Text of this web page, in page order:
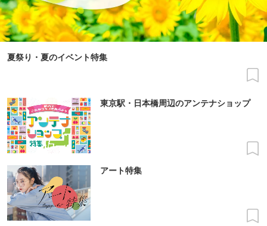
夏祭り・夏のイベント特集
東京駅・日本橋周辺のアンテナショップ
アート特集